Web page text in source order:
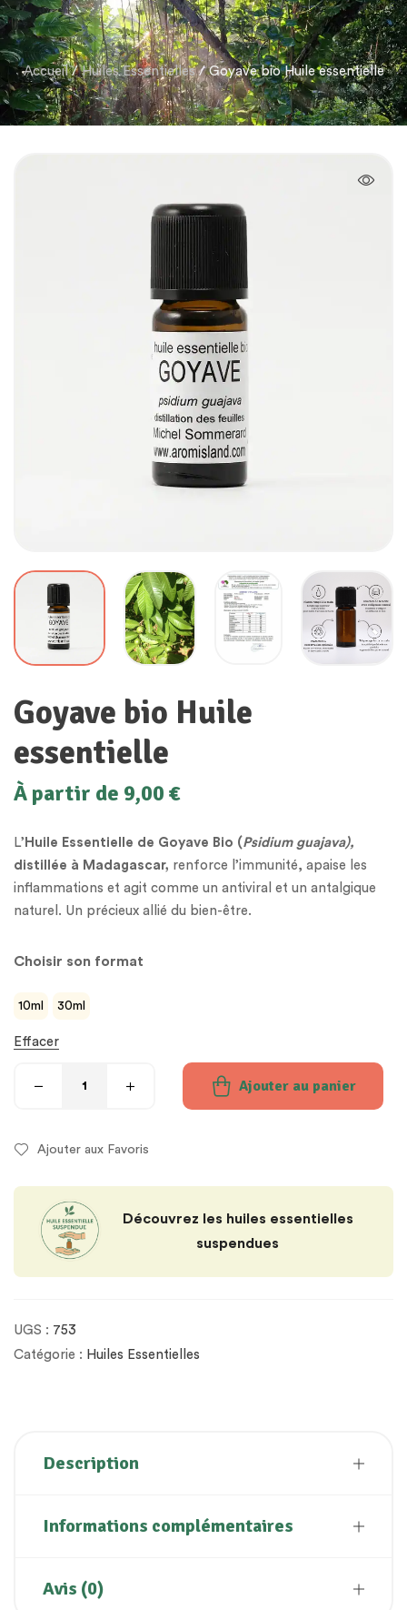
Accueil/Huiles Essentielles/ Goyave bio Huile essentielle
Goyave bio Huile
essentielle
À partir de 9,00 €
L’ Huile Essentielle de Goyave Bio (Psidium guajava),
distillée à Madagascar, renforce l’immunité, apaise les
inflammations et agit comme un antiviral et un antalgique
naturel. Un précieux allié du bien-être.
Choisir son format
10ml 30ml
Effacer
Ajouter au panier
Ajouter aux Favoris
Découvrez les huiles essentielles
suspendues
UGS : 753
Catégorie : Huiles Essentielles
Description
Informations complémentaires
Avis (0)